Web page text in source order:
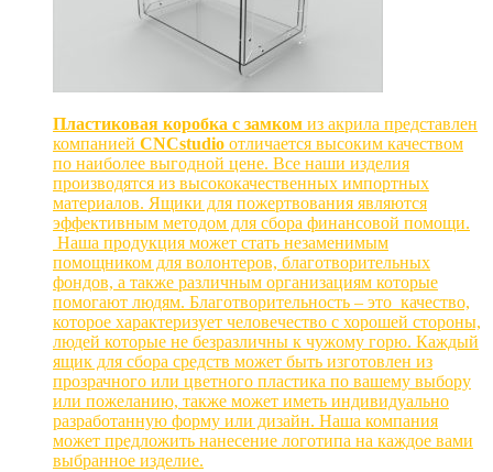
Пластиковая коробка с замком из акрила представлен
компанией CNCstudio отличается высоким качеством
по наиболее выгодной цене. Все наши изделия
производятся из высококачественных импортных
материалов. Ящики для пожертвования являются
эффективным методом для сбора финансовой помощи.
Наша продукция может стать незаменимым
помощником для волонтеров, благотворительных
фондов, а также различным организациям которые
помогают людям. Благотворительность – это качество,
которое характеризует человечество с хорошей стороны,
людей которые не безразличны к чужому горю. Каждый
ящик для сбора средств может быть изготовлен из
прозрачного или цветного пластика по вашему выбору
или пожеланию, также может иметь индивидуально
разработанную форму или дизайн. Наша компания
может предложить нанесение логотипа на каждое вами
выбранное изделие.